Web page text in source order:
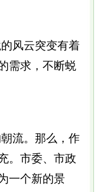
风云突变有着
需求，不断蜕
流。那么，作
。市委、市政
一个新的景